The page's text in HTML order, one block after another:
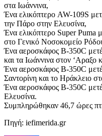
στα Ιωάννινα,
Ένα ελικόπτερο AW-109S
την Πάρο στην Ελευσίνα,
Ένα ελικόπτερο Super Puma
στο Γενικό Νοσοκομείο
Ένα αεροσκάφος Β-350C
και τα Ιωάννινα στον ‘Αραξο
Ένα αεροσκάφος Β-350C
Σαντορίνη και το Ηράκλειο
Ένα αεροσκάφος Β-350C
Ελευσίνα.
Συμπληρώθηκαν 46,7 ώρες
Πηγή: iefimerida.gr